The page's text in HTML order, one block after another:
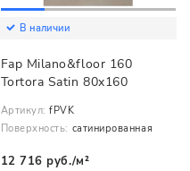
В наличии
Fap Milano&floor 160
Tortora Satin 80x160
Артикул: fPVK
Поверхность: сатинированная
12 716 руб./м²